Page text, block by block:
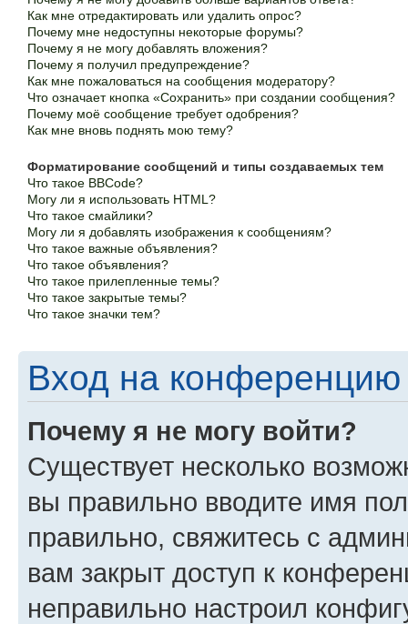
Как мне отредактировать или удалить опрос?
Почему мне недоступны некоторые форумы?
Почему я не могу добавлять вложения?
Почему я получил предупреждение?
Как мне пожаловаться на сообщения модератору?
Что означает кнопка «Сохранить» при создании сообщения?
Почему моё сообщение требует одобрения?
Как мне вновь поднять мою тему?
Форматирование сообщений и типы создаваемых тем
Что такое BBCode?
Могу ли я использовать HTML?
Что такое смайлики?
Могу ли я добавлять изображения к сообщениям?
Что такое важные объявления?
Что такое объявления?
Что такое прилепленные темы?
Что такое закрытые темы?
Что такое значки тем?
Вход на конференцию
Почему я не могу войти?
Существует несколько
вы правильно вводите имя
правильно, свяжитесь с
вам закрыт доступ к
неправильно настроил